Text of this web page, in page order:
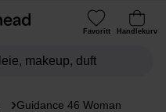
Favoritt Handlekurv
Guidance 46 Woman